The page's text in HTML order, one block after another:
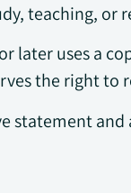
teaching, or
later uses a
the right to
statement